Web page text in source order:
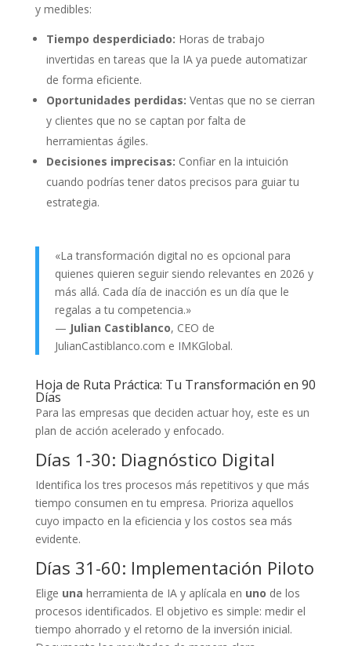
y medibles:
Tiempo desperdiciado: Horas de trabajo
invertidas en tareas que la IA ya puede automatizar
de forma eficiente.
Oportunidades perdidas: Ventas que no se cierran
y clientes que no se captan por falta de
herramientas ágiles.
Decisiones imprecisas: Confiar en la intuición
cuando podrías tener datos precisos para guiar tu
estrategia.
«La transformación digital no es opcional para
quienes quieren seguir siendo relevantes en 2026 y
más allá. Cada día de inacción es un día que le
regalas a tu competencia.»
— Julian Castiblanco, CEO de
JulianCastiblanco.com e IMKGlobal.
Hoja de Ruta Práctica: Tu Transformación en 90
Días
Para las empresas que deciden actuar hoy, este es un
plan de acción acelerado y enfocado.
Días 1-30: Diagnóstico Digital
Identifica los tres procesos más repetitivos y que más
tiempo consumen en tu empresa. Prioriza aquellos
cuyo impacto en la eficiencia y los costos sea más
evidente.
Días 31-60: Implementación Piloto
Elige una herramienta de IA y aplícala en uno de los
procesos identificados. El objetivo es simple: medir el
tiempo ahorrado y el retorno de la inversión inicial.